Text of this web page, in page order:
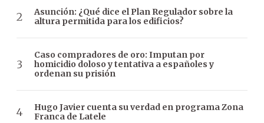
Asunción: ¿Qué dice el Plan Regulador sobre la
altura permitida para los edificios?
Caso compradores de oro: Imputan por
homicidio doloso y tentativa a españoles y
ordenan su prisión
Hugo Javier cuenta su verdad en programa Zona
Franca de Latele